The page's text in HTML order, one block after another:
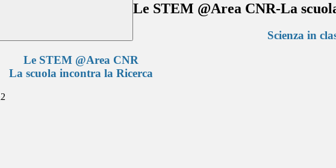
Le STEM @Area CNR-La
Scienza in
Le STEM @Area CNR
La scuola incontra la Ricerca